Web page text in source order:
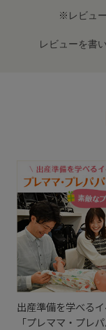
※レビュ
レビューを書
出産準備を学べる
「プレママ・プレ